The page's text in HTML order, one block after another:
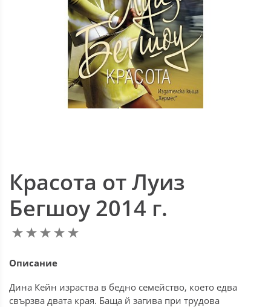
Красота от Луиз
Бегшоу 2014 г.
Описание
Дина Кейн израства в бедно семейство, което едва
свързва двата края. Баща й загива при трудова